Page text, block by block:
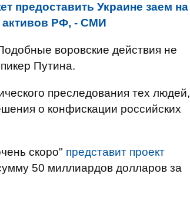
предоставить Украине заем на
активов РФ, - СМИ
воровские действия не
Путина.
преследования тех людей,
о конфискации российских
скоро" представит проект
50 миллиардов долларов за